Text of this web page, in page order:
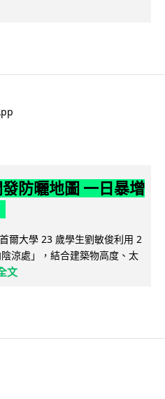
防曬地圖 一日暴增
爾大學 23 歲學生劉敏俊利用 2
涼處」，結合建築物高度、太
文